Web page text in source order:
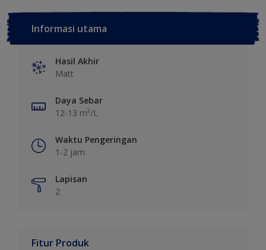
Informasi utama
Hasil Akhir
Matt
Daya Sebar
12-13 m²/L
Waktu Pengeringan
1-2 jam
Lapisan
2
Fitur Produk